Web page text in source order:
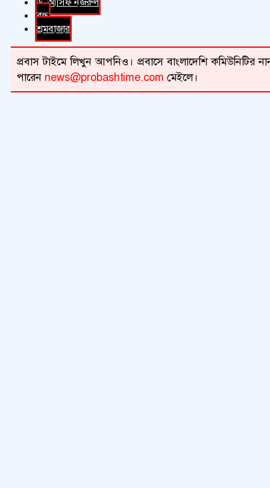
বন্ধ
শ্রমবাজার
প্রবাস টাইমে লিখুন আপনিও। প্রবাসে বাংলাদেশি কমিউনিটির
পারেন news@probashtime.com মেইলে।